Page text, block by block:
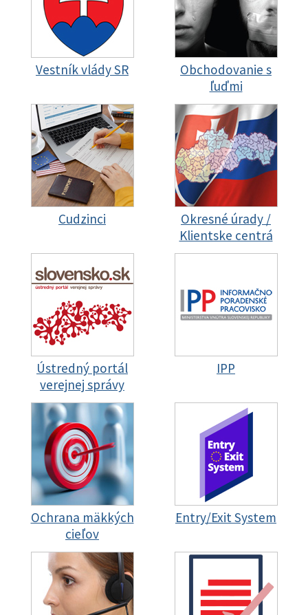
Vestník vlády SR
Obchodovanie s
ľuďmi
Cudzinci
Okresné úrady /
Klientske centrá
Ústredný portál
verejnej správy
IPP
Ochrana mäkkých
cieľov
Entry/Exit System